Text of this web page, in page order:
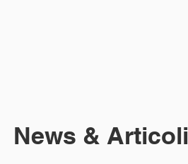
News & Articoli